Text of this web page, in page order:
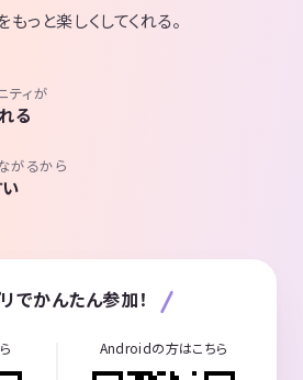
っと楽しくしてくれる。
ティが
る
がるから
でかんたん参加！
Androidの方はこちら